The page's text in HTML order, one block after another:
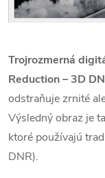
Trojrozmerná
Reduction – 3D
odstraňuje zrnité
Výsledný obraz je
ktoré používajú
DNR).